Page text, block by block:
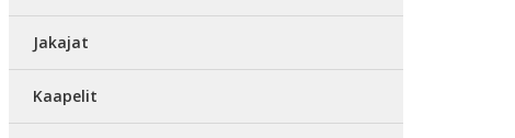
Jakajat
Kaapelit